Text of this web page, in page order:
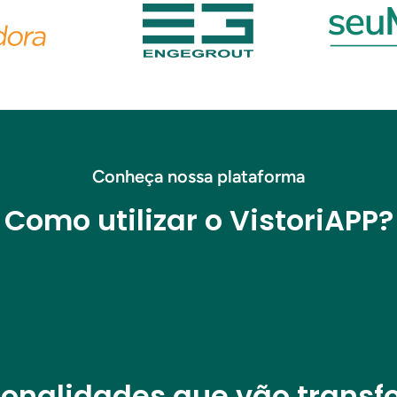
Conheça nossa plataforma
Como utilizar o VistoriAPP?